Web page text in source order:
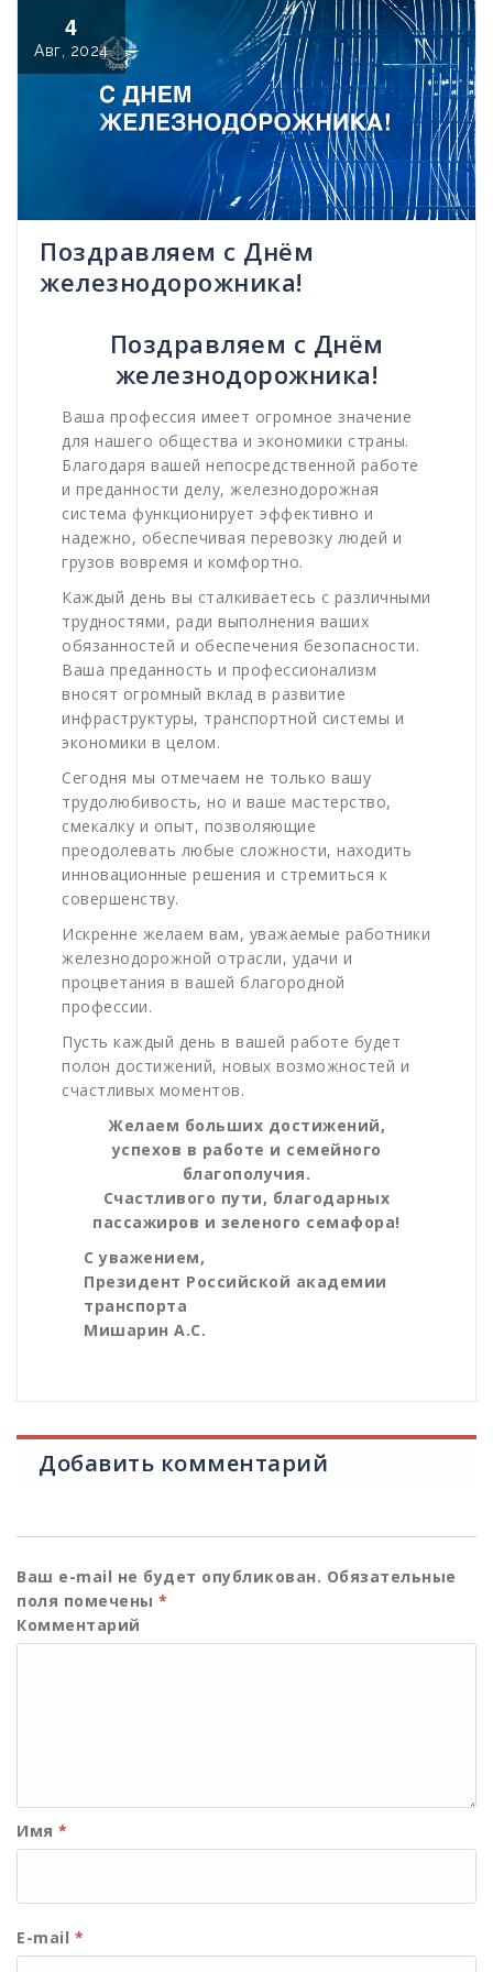
4
Авг, 2024
Поздравляем с Днём
железнодорожника!
Поздравляем с Днём
железнодорожника!
Ваша профессия имеет огромное значение
для нашего общества и экономики страны.
Благодаря вашей непосредственной работе
и преданности делу, железнодорожная
система функционирует эффективно и
надежно, обеспечивая перевозку людей и
грузов вовремя и комфортно.
Каждый день вы сталкиваетесь с различными
трудностями, ради выполнения ваших
обязанностей и обеспечения безопасности.
Ваша преданность и профессионализм
вносят огромный вклад в развитие
инфраструктуры, транспортной системы и
экономики в целом.
Сегодня мы отмечаем не только вашу
трудолюбивость, но и ваше мастерство,
смекалку и опыт, позволяющие
преодолевать любые сложности, находить
инновационные решения и стремиться к
совершенству.
Искренне желаем вам, уважаемые работники
железнодорожной отрасли, удачи и
процветания в вашей благородной
профессии.
Пусть каждый день в вашей работе будет
полон достижений, новых возможностей и
счастливых моментов.
Желаем больших достижений,
успехов в работе и семейного
благополучия.
Счастливого пути, благодарных
пассажиров и зеленого семафора!
С уважением,
Президент Российской академии
транспорта
Мишарин А.С.
Добавить комментарий
Ваш e-mail не будет опубликован. Обязательные
поля помечены *
Комментарий
Имя *
E-mail *